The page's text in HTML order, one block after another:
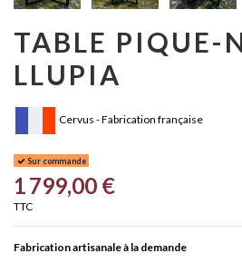
TABLE PIQUE-
LLUPIA
Cervus - Fabrication française
Sur commande
1 799,00 €
TTC
Fabrication artisanale à la demande